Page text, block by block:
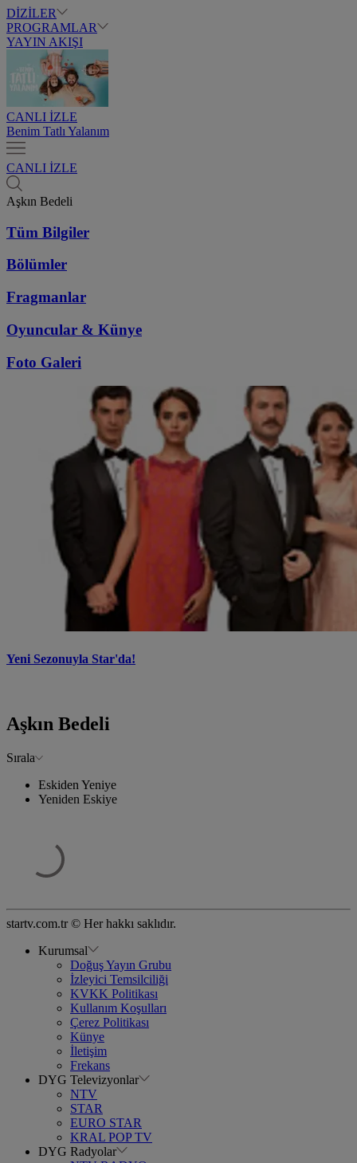
DİZİLER
PROGRAMLAR
YAYIN AKIŞI
CANLI İZLE
Benim Tatlı Yalanım
CANLI İZLE
Aşkın Bedeli
Tüm Bilgiler
Bölümler
Fragmanlar
Oyuncular & Künye
Foto Galeri
Yeni Sezonuyla Star'da!
Aşkın Bedeli
Sırala
Eskiden Yeniye
Yeniden Eskiye
startv.com.tr © Her hakkı saklıdır.
Kurumsal
Doğuş Yayın Grubu
İzleyici Temsilciliği
KVKK Politikası
Kullanım Koşulları
Çerez Politikası
Künye
İletişim
Frekans
DYG Televizyonlar
NTV
STAR
EURO STAR
KRAL POP TV
DYG Radyolar